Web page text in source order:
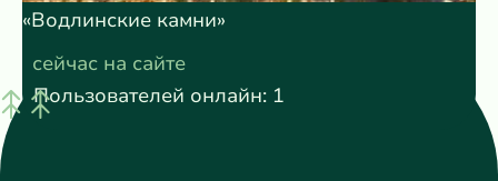
«Водлинские камни»
сейчас на сайте
Пользователей онлайн: 1